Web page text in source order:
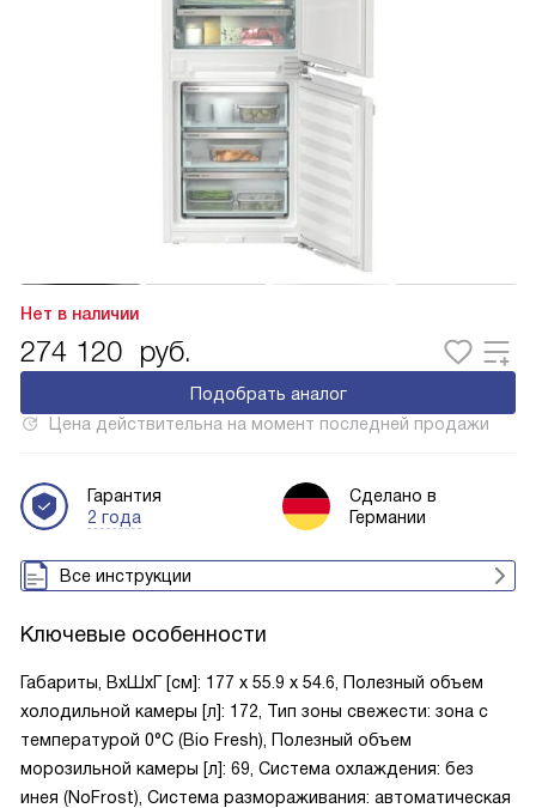
Нет в наличии
274 120 руб.
Подобрать аналог
Цена действительна на момент последней продажи
Гарантия
2 года
Сделано в
Германии
Все инструкции
Ключевые особенности
Габариты, ВxШxГ [см]: 177 х 55.9 х 54.6, Полезный объем
холодильной камеры [л]: 172, Тип зоны свежести: зона с
температурой 0°C (Bio Fresh), Полезный объем
морозильной камеры [л]: 69, Система охлаждения: без
инея (NoFrost), Система размораживания: автоматическая